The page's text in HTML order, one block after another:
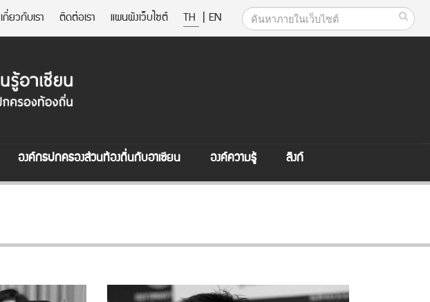
เกี่ยวกับเรา ติดต่อเรา แผนผังเว็บไซต์ TH | EN
องค์กรปกครองส่วนท้องถิ่นกับอาเซียน องค์ความรู้ ลิงก์